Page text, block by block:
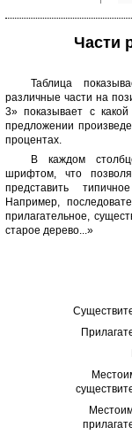
Части
Таблица
различные части на
3» показывает с
предложении
процентах.
В каждом
шрифтом, что
представить
Например,
прилагательное,
старое дерево...»